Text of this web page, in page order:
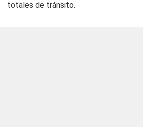
totales de tránsito.